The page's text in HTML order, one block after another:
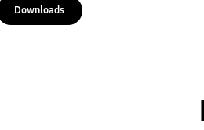
Downloads